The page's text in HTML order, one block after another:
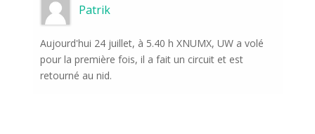
Patrik
Aujourd'hui 24 juillet, à 5.40 h XNUMX, UW a volé
pour la première fois, il a fait un circuit et est
retourné au nid.